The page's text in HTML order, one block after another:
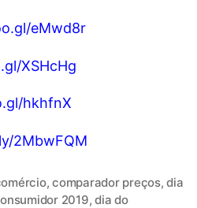
eMwd8r
XSHcHg
hkhfnX
2MbwFQM
,comparador preços,dia
2019,dia do